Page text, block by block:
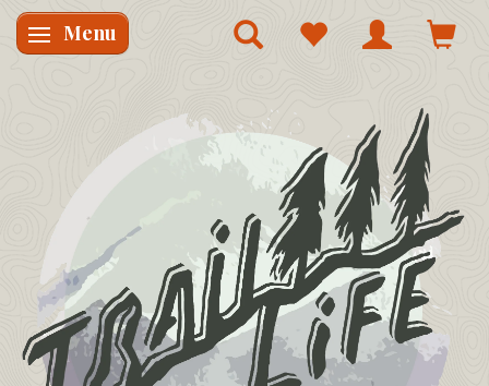
Skifte navigation
Menu